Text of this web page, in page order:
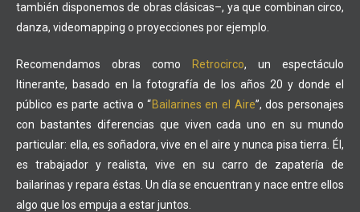
también disponemos de obras clásicas–, ya que combinan circo,
danza, videomapping o proyecciones por ejemplo.
Recomendamos obras como Retrocirco, un espectáculo
Itinerante, basado en la fotografía de los años 20 y donde el
público es parte activa o “Bailarines en el Aire”, dos personajes
con bastantes diferencias que viven cada uno en su mundo
particular: ella, es soñadora, vive en el aire y nunca pisa tierra. Él,
es trabajador y realista, vive en su carro de zapatería de
bailarinas y repara éstas. Un día se encuentran y nace entre ellos
algo que los empuja a estar juntos.